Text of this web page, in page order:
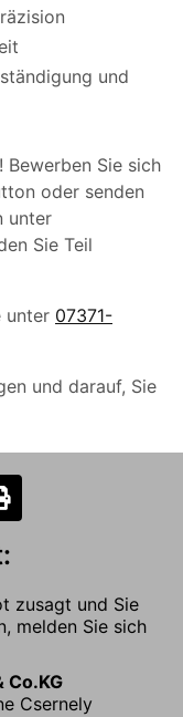
und
Bewerben Sie sich
oder senden
unter
Sie Teil
unter 07371-
und darauf, Sie
zusagt und Sie
melden Sie sich
Co.KG
Csernely